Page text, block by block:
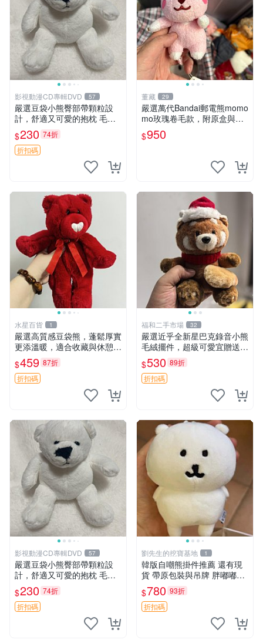
影視動漫CD專輯DVD 57
嚴選豆袋小熊臀部帶顆粒設
計，舒適又可愛的抱枕 毛絨
抱枕、臀部按摩、坐墊
$230 74折
折扣碼
董藏 29
嚴選萬代Bandai郵電熊momo
mo玫瑰卷毛款，附原盒與吊
牌，粉嫩可愛入手即柔軟～
玫瑰卷毛 郵電熊 正品
$950
水星百貨 1
嚴選高質感豆袋熊，蓬鬆厚實
更添溫暖，適合收藏與休憩。
前胸填充飽滿，背部亦具優雅
設計。 豆袋熊 保暖 溫柔 蓬
松
$459 87折
折扣碼
福和二手市場 32
嚴選近乎全新星巴克錄音小熊
毛絨擺件，超級可愛宜贈送掛
飾 錄音小熊 毛絨擺件 贈品
$530 89折
折扣碼
影視動漫CD專輯DVD 57
嚴選豆袋小熊臀部帶顆粒設
計，舒適又可愛的抱枕 毛絨
抱枕、臀部按摩、坐墊
$230 74折
折扣碼
劉先生的挖寶基地 1
韓版自嘲熊掛件推薦 還有現
貨 帶原包裝與吊牌 胖嘟嘟超
可愛 毛絨手感佳 小熊掛件 自
嘲抱枕 小熊抱枕
$780 93折
折扣碼